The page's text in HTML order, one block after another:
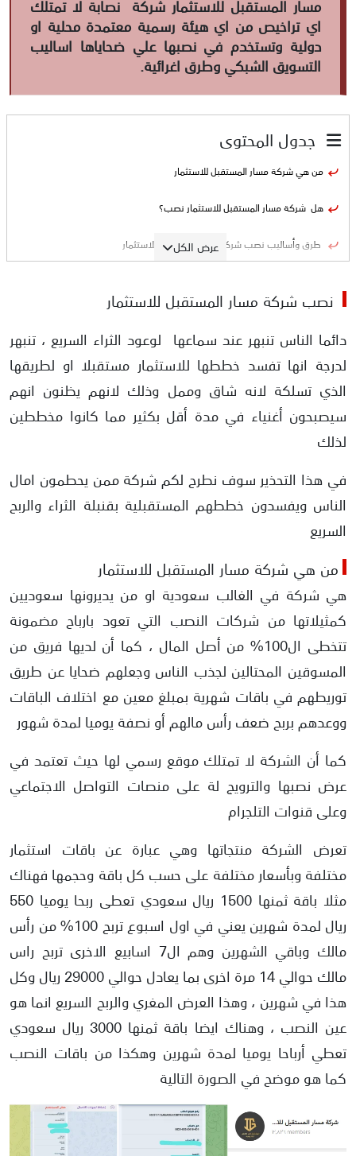
مسار المستقبل للاستثمار شركة نصابة لا تمتلك
اي تراخيص من اي هيئة رسمية معتمدة محلية او
دولية وتستخدم في نصبها علي ضحاياها اساليب
التسويق الشبكي وطرق اغرائية.
جدول المحتوى
عرض الكل
من هي شركة مسار المستقبل للاستثمار
هل شركة مسار المستقبل للاستثمار نصب؟
طرق وأساليب نصب شركة مسار المستقبل للاستثمار
نصب شركة مسار المستقبل للاستثمار
دائما الناس تنبهر عند سماعها لوعود الثراء السريع ، تنبهر
لدرجة انها تفسد خططها للاستثمار مستقبلا او لطريقها
الذي تسلكة لانه شاق وممل وذلك لانهم يظنون انهم
سيصبحون أغنياء في مدة أقل بكثير مما كانوا مخططين
لذلك
في هذا التحذير سوف نطرح لكم شركة ممن يحطمون امال
الناس ويفسدون خططهم المستقبلية بقنبلة الثراء والربح
السريع
من هي شركة مسار المستقبل للاستثمار
هي شركة في الغالب سعودية او من يديرونها سعوديين
كمثيلاتها من شركات النصب التي تعود بارباح مضمونة
تتخطى ال100% من أصل المال ، كما أن لديها فريق من
المسوقين المحتالين لجذب الناس وجعلهم ضحايا عن طريق
توريطهم في باقات شهرية بمبلغ معين مع اختلاف الباقات
ووعدهم بربح ضعف رأس مالهم أو نصفة يوميا لمدة شهور
كما أن الشركة لا تمتلك موقع رسمي لها حيث تعتمد في
عرض نصبها والترويج لة على منصات التواصل الاجتماعي
وعلى قنوات التلجرام
تعرض الشركة منتجاتها وهي عبارة عن باقات استثمار
مختلفة وبأسعار مختلفة على حسب كل باقة وحجمها فهناك
مثلا باقة ثمنها 1500 ريال سعودي تعطى ربحا يوميا 550
ريال لمدة شهرين يعني في اول اسبوع تربح 100% من رأس
مالك وباقي الشهرين وهم ال7 اسابيع الاخرى تربح راس
مالك حوالي 14 مرة اخرى بما يعادل حوالي 29000 ريال وكل
هذا في شهرين ، وهذا العرض المغري والربح السريع انما هو
عين النصب ، وهناك ايضا باقة ثمنها 3000 ريال سعودي
تعطي أرباحا يوميا لمدة شهرين وهكذا من باقات النصب
كما هو موضح في الصورة التالية